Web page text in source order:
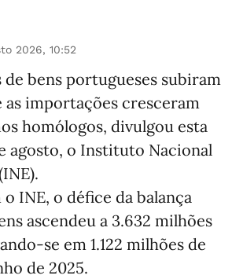
2026, 10:52
de bens portugueses subiram
as importações cresceram
homólogos, divulgou esta
agosto, o Instituto Nacional
INE, o défice da balança
ascendeu a 3.632 milhões
se em 1.122 milhões de
de 2025.